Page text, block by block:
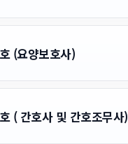
(요양보호사)
( 간호사 및 간호조무사)